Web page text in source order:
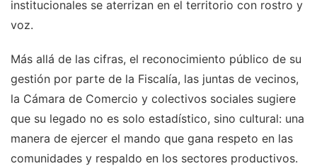
institucionales se aterrizan en el territorio con rostro y
voz.
Más allá de las cifras, el reconocimiento público de su
gestión por parte de la Fiscalía, las juntas de vecinos,
la Cámara de Comercio y colectivos sociales sugiere
que su legado no es solo estadístico, sino cultural: una
manera de ejercer el mando que gana respeto en las
comunidades y respaldo en los sectores productivos.